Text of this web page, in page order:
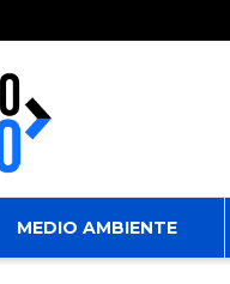
MEDIO AMBIENTE